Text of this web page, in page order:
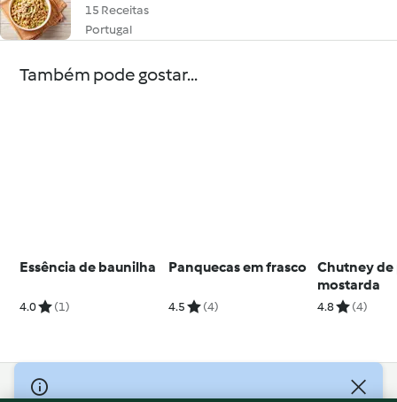
15 Receitas
Portugal
Também pode gostar...
Essência de baunilha
4.0 (1)
Panquecas em frasco
4.5 (4)
Chutney de
mostarda
4.8 (4)
© Copyright 2026